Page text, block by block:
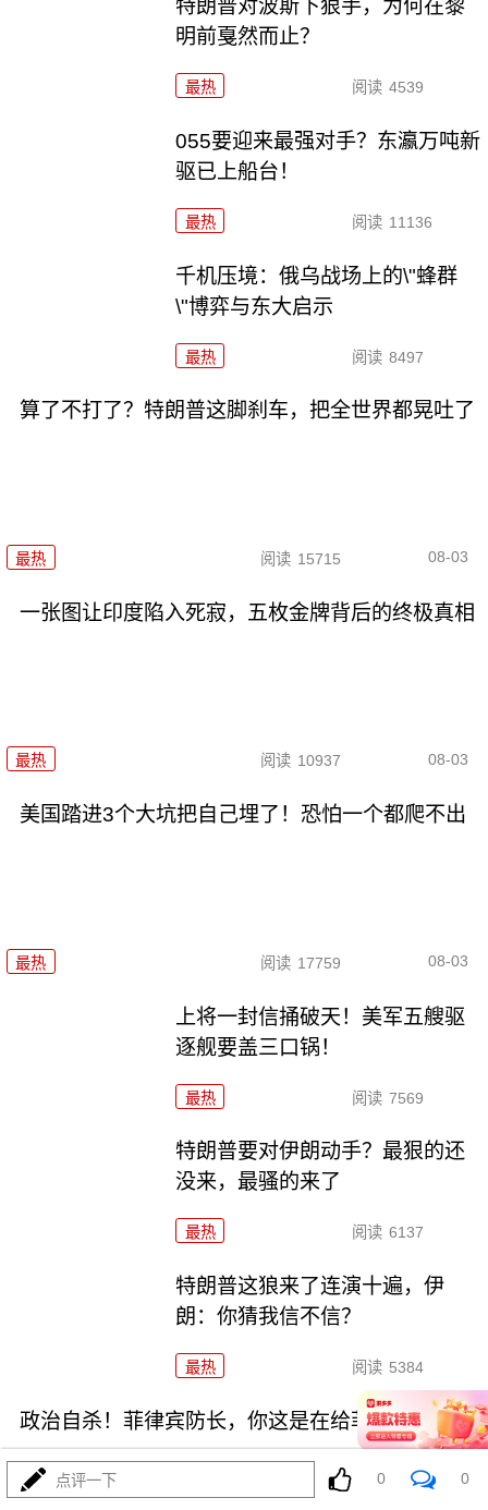
特朗普对波斯下狠手，为何在黎
明前戛然而止？
最热 阅读 4539
055要迎来最强对手？东瀛万吨新
驱已上船台！
最热 阅读 11136
千机压境：俄乌战场上的\"蜂群
\"博弈与东大启示
最热 阅读 8497
算了不打了？特朗普这脚刹车，把全世界都晃吐了
最热 阅读 15715 08-03
一张图让印度陷入死寂，五枚金牌背后的终极真相
最热 阅读 10937 08-03
美国踏进3个大坑把自己埋了！恐怕一个都爬不出
最热 阅读 17759 08-03
上将一封信捅破天！美军五艘驱
逐舰要盖三口锅！
最热 阅读 7569
特朗普要对伊朗动手？最狠的还
没来，最骚的来了
最热 阅读 6137
特朗普这狼来了连演十遍，伊
朗：你猜我信不信？
最热 阅读 5384
政治自杀！菲律宾防长，你这是在给菲律宾掘墓！
点评一下 0 0